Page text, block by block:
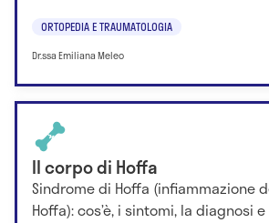
ORTOPEDIA E TRAUMATOLOGIA
Dr.ssa Emiliana Meleo
Il corpo di Hoffa
Sindrome di Hoffa (infiammazione
Hoffa): cos’è, i sintomi, la diagnosi